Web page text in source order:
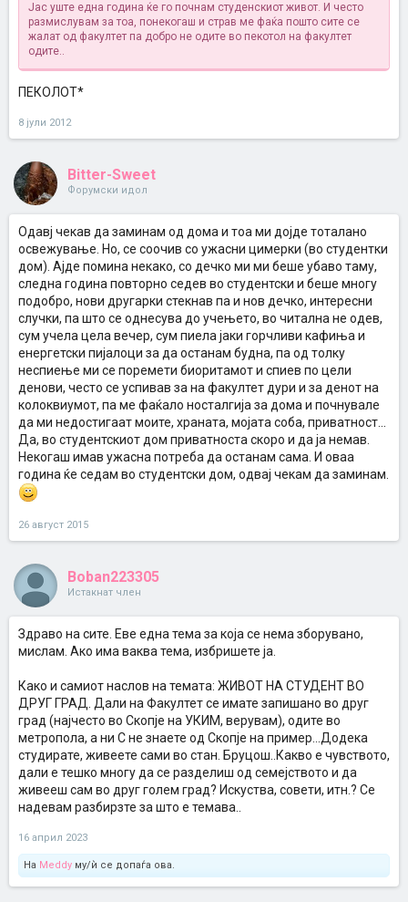
Јас уште една година ќе го почнам студенскиот живот. И често
размислувам за тоа, понекогаш и страв ме фаќа пошто сите се
жалат од факултет па добро не одите во пекотол на факултет
одите..
ПЕКОЛОТ*
8 јули 2012
Bitter-Sweet
Форумски идол
Одавј чекав да заминам од дома и тоа ми дојде тоталано
освежување. Но, се соочив со ужасни цимерки (во студентки
дом). Ајде помина некако, со дечко ми ми беше убаво таму,
следна година повторно седев во студентски и беше многу
подобро, нови другарки стекнав па и нов дечко, интересни
случки, па што се однесува до учењето, во читална не одев,
сум учела цела вечер, сум пиела јаки горчливи кафиња и
енергетски пијалоци за да останам будна, па од толку
неспиење ми се поремети биоритамот и спиев по цели
денови, често се успивав за на факултет дури и за денот на
колоквиумот, па ме фаќало носталгија за дома и почнувале
да ми недостигаат моите, храната, мојата соба, приватност...
Да, во студентскиот дом приватноста скоро и да ја немав.
Некогаш имав ужасна потреба да останам сама. И оваа
година ќе седам во студентски дом, одвај чекам да заминам.
26 август 2015
Boban223305
Истакнат член
Здраво на сите. Еве една тема за која се нема зборувано,
мислам. Ако има ваква тема, избришете ја.
Како и самиот наслов на темата: ЖИВОТ НА СТУДЕНТ ВО
ДРУГ ГРАД. Дали на Факултет се имате запишано во друг
град (најчесто во Скопје на УКИМ, верувам), одите во
метропола, а ни С не знаете од Скопје на пример...Додека
студирате, живеете сами во стан. Бруцош..Какво е чувството,
дали е тешко многу да се разделиш од семејството и да
живееш сам во друг голем град? Искуства, совети, итн.? Се
надевам разбирзте за што е темава..
16 април 2023
На Meddy му/ѝ се допаѓа ова.